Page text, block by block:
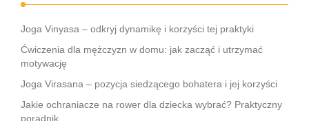
Joga Vinyasa – odkryj dynamikę i korzyści tej praktyki
Ćwiczenia dla mężczyzn w domu: jak zacząć i utrzymać
motywację
Joga Virasana – pozycja siedzącego bohatera i jej korzyści
Jakie ochraniacze na rower dla dziecka wybrać? Praktyczny
poradnik